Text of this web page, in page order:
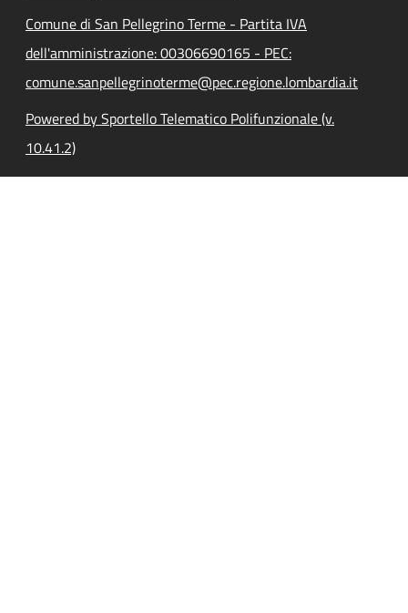
Comune di San Pellegrino Terme - Partita IVA
dell'amministrazione: 00306690165 - PEC:
comune.sanpellegrinoterme@pec.regione.lombardia.it
Powered by Sportello Telematico Polifunzionale (v.
10.41.2)